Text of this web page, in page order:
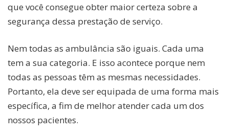
que você consegue obter maior certeza sobre a
segurança dessa prestação de serviço.
Nem todas as ambulância são iguais. Cada uma
tem a sua categoria. E isso acontece porque nem
todas as pessoas têm as mesmas necessidades.
Portanto, ela deve ser equipada de uma forma mais
específica, a fim de melhor atender cada um dos
nossos pacientes.